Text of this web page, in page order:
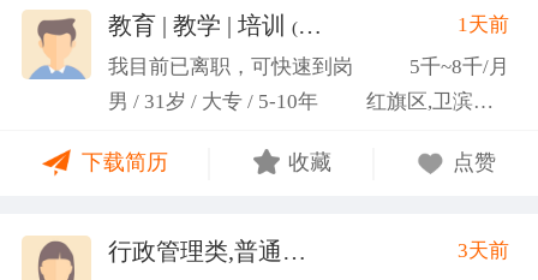
教育 | 教学 | 培训 (张福境)
1天前
我目前已离职，可快速到岗
5千~8千/月
男 / 31岁 / 大专 / 5-10年
红旗区,卫滨区,牧野区
下载简历 收藏 点赞
行政管理类,普通教师类
3天前